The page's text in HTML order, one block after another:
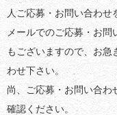
人ご応募・お問い合わせ
メールでのご応募・お
もございますので、お
わせ下さい。
尚、ご応募・お問い合わ
確認ください。